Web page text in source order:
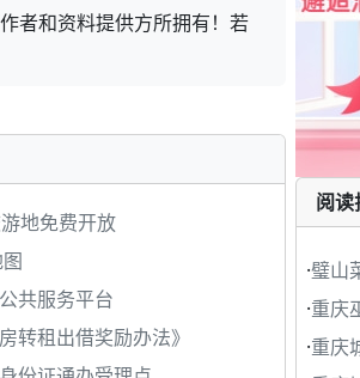
者和资料提供方所拥有！若
地免费开放
共服务平台
转租出借奖励办法》
阅读
·璧山
·重庆
·重庆